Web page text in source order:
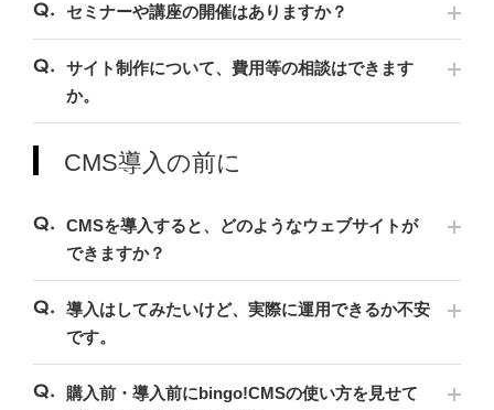
セミナーや講座の開催はありますか？
サイト制作について、費用等の相談はできます
か。
CMS導入の前に
CMSを導入すると、どのようなウェブサイトが
できますか？
導入はしてみたいけど、実際に運用できるか不安
です。
購入前・導入前にbingo!CMSの使い方を見せて